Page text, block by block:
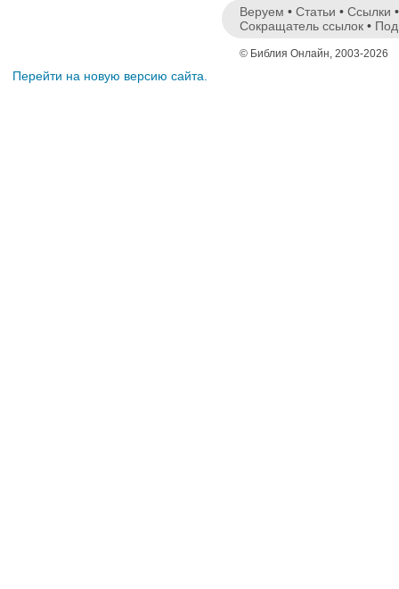
Веруем • Статьи • Ссылки
Сокращатель ссылок •
© Библия Онлайн, 2003-2026
Перейти на новую версию сайта.